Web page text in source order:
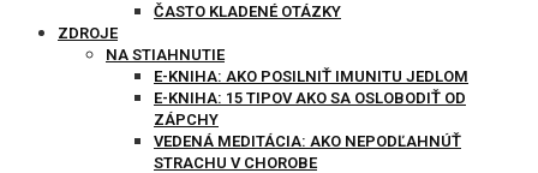
ČASTO KLADENÉ OTÁZKY
ZDROJE
NA STIAHNUTIE
E-KNIHA: AKO POSILNIŤ IMUNITU JEDLOM
E-KNIHA: 15 TIPOV AKO SA OSLOBODIŤ OD
ZÁPCHY
VEDENÁ MEDITÁCIA: AKO NEPODĽAHNÚŤ
STRACHU V CHOROBE